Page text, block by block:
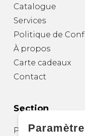
Catalogue
Services
Politique de
À propos
Carte cadeaux
Contact
Section
Partitions pour